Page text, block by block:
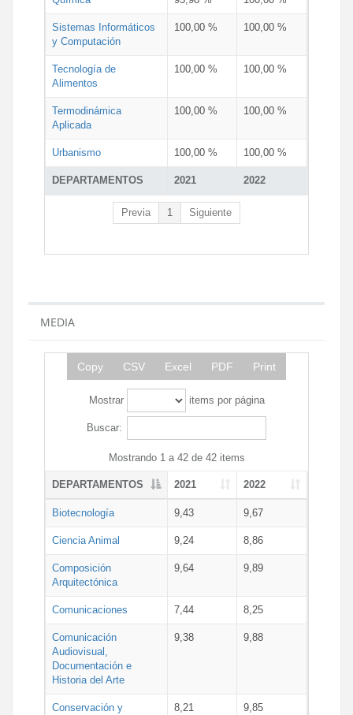
DEPARTAMENTOS 2021 2022
Sistemas Informáticos
y Computación
100,00 % 100,00 %
Tecnología de
Alimentos
100,00 % 100,00 %
Termodinámica
Aplicada
100,00 % 100,00 %
Urbanismo 100,00 % 100,00 %
Previa 1 Siguiente
MEDIA
Copy CSV Excel PDF Print
Mostrar items por página
Buscar:
Mostrando 1 a 42 de 42 items
DEPARTAMENTOS 2021 2022
Biotecnología 9,43 9,67
Ciencia Animal 9,24 8,86
Composición
Arquitectónica
9,64 9,89
Comunicaciones 7,44 8,25
Comunicación
Audiovisual,
Documentación e
Historia del Arte
9,38 9,88
Conservación y
8,21 9,85